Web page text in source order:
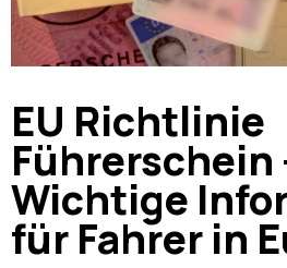
EU Richtlinie
Führerschein
Wichtige
für Fahrer in